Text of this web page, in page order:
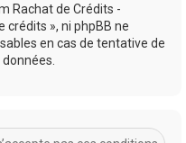
Rachat de Crédits -
», ni phpBB ne
en cas de tentative de